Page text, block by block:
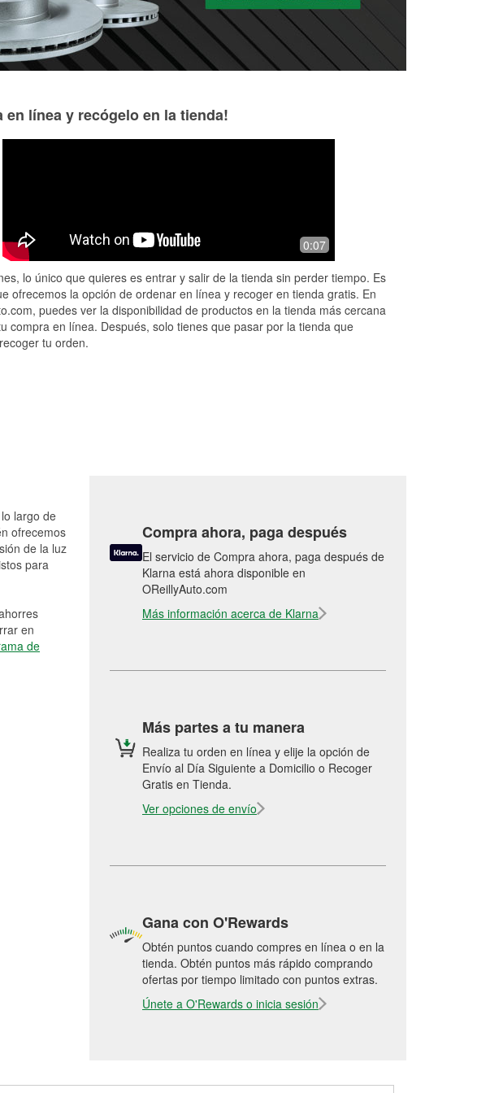
have just about
They can also get
order something. The
On key
He was very
en línea y recógelo en la tienda!
0:07
lo único que quieres es entrar y salir de la tienda sin perder tiempo. Es
ofrecemos la opción de ordenar en línea y recoger en tienda gratis. En
puedes ver la disponibilidad de productos en la tienda más cercana
compra en línea. Después, solo tienes que pasar por la tienda que
tu orden.
largo de
ofrecemos
de la luz
para
en
de
Compra ahora, paga después
El servicio de Compra ahora, paga después de
Klarna está ahora disponible en
OReillyAuto.com
Más información acerca de Klarna
Más partes a tu manera
Realiza tu orden en línea y elije la opción de
Envío al Día Siguiente a Domicilio o Recoger
Gratis en Tienda.
Ver opciones de envío
Gana con O'Rewards
Obtén puntos cuando compres en línea o en la
tienda. Obtén puntos más rápido comprando
ofertas por tiempo limitado con puntos extras.
Únete a O'Rewards o inicia sesión